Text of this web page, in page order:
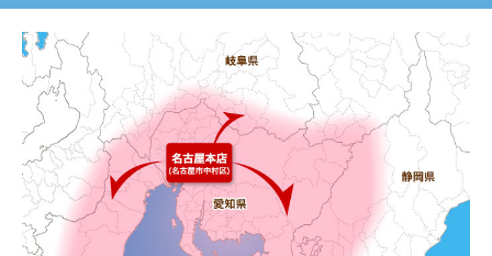
年11月頃（モバイルから）
【このショップを選んだ理由は？】
キッチン混合栓に続いて2回目の利用です。価格が
リーズナブルで、HPの構成から見てしっかりして
いる会社だなと思っていたので再度利用。やはり
期待通りにきちんと対応してもらえました。
【注文からどのくらいで届きましたか？】
工事日を自分から発注の2週間先にしていたので、